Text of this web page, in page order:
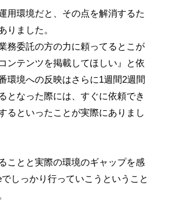
用環境だと、その点を解消するた
りました。
務委託の方の力に頼ってるとこが
ンテンツを掲載してほしい』と依
環境への反映はさらに1週間2週間
となった際には、すぐに依頼でき
るといったことが実際にありまし
ことと実際の環境のギャップを感
しっかり行っていこうということ